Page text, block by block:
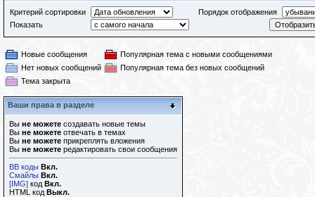
Критерий сортировки
Порядок отображения
Показать
Новые сообщения
Популярная тема с новыми сообщениями
Нет новых сообщений
Популярная тема без новых сообщений
Тема закрыта
Ваши права в разделе
Вы не можете создавать новые темы
Вы не можете отвечать в темах
Вы не можете прикреплять вложения
Вы не можете редактировать свои сообщения
BB коды Вкл.
Смайлы Вкл.
[IMG] код Вкл.
HTML код Выкл.